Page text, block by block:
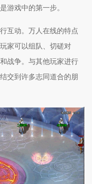
游戏中的第一步。
互动。万人在线的特点
家可以组队、切磋对
战争。与其他玩家进行
交到许多志同道合的朋